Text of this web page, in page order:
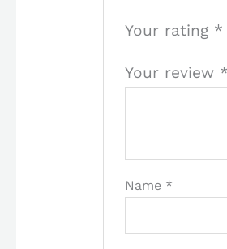
Your rating *
Your review *
Name *